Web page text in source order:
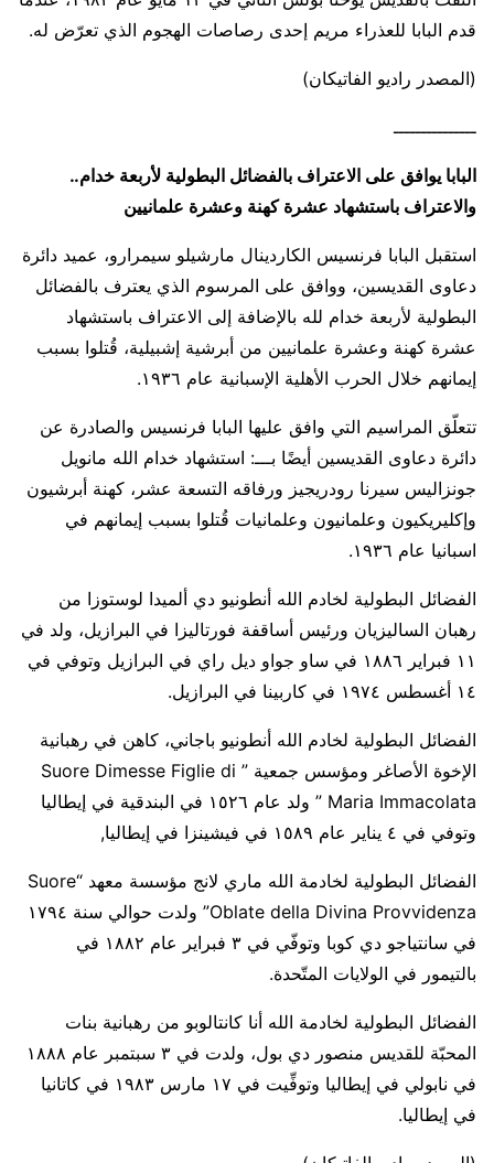
قدم البابا للعذراء مريم إحدى رصاصات الهجوم الذي تعرّض له.
(المصدر راديو الفاتيكان)
ـــــــــــــــ
البابا يوافق على الاعتراف بالفضائل البطولية لأربعة خدام..
والاعتراف باستشهاد عشرة كهنة وعشرة علمانيين
استقبل البابا فرنسيس الكاردينال مارشيلو سيمرارو، عميد دائرة
دعاوى القديسين، ووافق على المرسوم الذي يعترف بالفضائل
البطولية لأربعة خدام لله بالإضافة إلى الاعتراف باستشهاد
عشرة كهنة وعشرة علمانيين من أبرشية إشبيلية، قُتلوا بسبب
إيمانهم خلال الحرب الأهلية الإسبانية عام ١٩٣٦.
تتعلّق المراسيم التي وافق عليها البابا فرنسيس والصادرة عن
دائرة دعاوى القديسين أيضًا بـــ: استشهاد خدام الله مانويل
جونزاليس سيرنا رودريجيز ورفاقه التسعة عشر، كهنة أبرشيون
وإكليريكيون وعلمانيون وعلمانيات قُتلوا بسبب إيمانهم في
اسبانيا عام ١٩٣٦.
الفضائل البطولية لخادم الله أنطونيو دي ألميدا لوستوزا من
رهبان الساليزيان ورئيس أساقفة فورتاليزا في البرازيل، ولد في
١١ فبراير ١٨٨٦ في ساو جواو ديل راي في البرازيل وتوفي في
١٤ أغسطس ١٩٧٤ في كاربينا في البرازيل.
الفضائل البطولية لخادم الله أنطونيو باجاني، كاهن في رهبانية
الإخوة الأصاغر ومؤسس جمعية ” Suore Dimesse Figlie di
Maria Immacolata ” ولد عام ١٥٢٦ في البندقية في إيطاليا
وتوفي في ٤ يناير عام ١٥٨٩ في فيشينزا في إيطاليا,
الفضائل البطولية لخادمة الله ماري لانج مؤسسة معهد “Suore
Oblate della Divina Provvidenza” ولدت حوالي سنة ١٧٩٤
في سانتياجو دي كوبا وتوفّي في ٣ فبراير عام ١٨٨٢ في
بالتيمور في الولايات المتّحدة.
الفضائل البطولية لخادمة الله أنا كانتالوبو من رهبانية بنات
المحبّة للقديس منصور دي بول، ولدت في ٣ سبتمبر عام ١٨٨٨
في نابولي في إيطاليا وتوفِّيت في ١٧ مارس ١٩٨٣ في كاتانيا
في إيطاليا.